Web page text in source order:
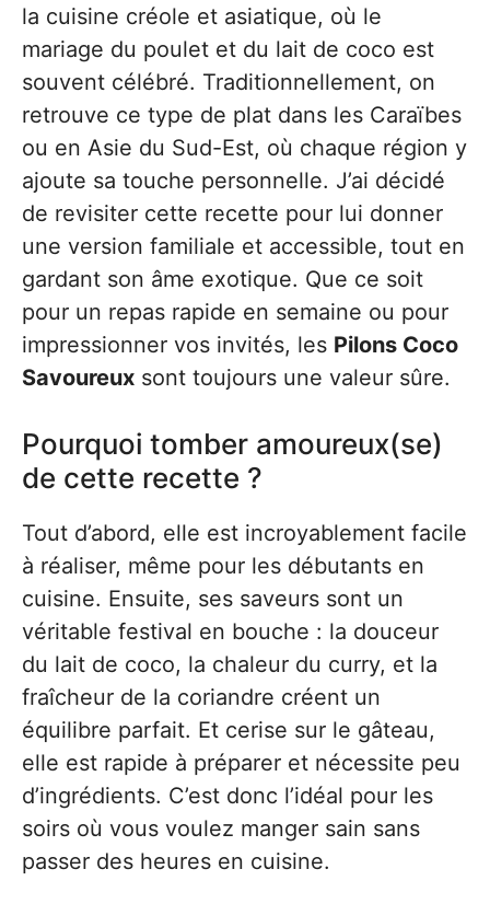
la cuisine créole et asiatique, où le
mariage du poulet et du lait de coco est
souvent célébré. Traditionnellement, on
retrouve ce type de plat dans les Caraïbes
ou en Asie du Sud-Est, où chaque région y
ajoute sa touche personnelle. J’ai décidé
de revisiter cette recette pour lui donner
une version familiale et accessible, tout en
gardant son âme exotique. Que ce soit
pour un repas rapide en semaine ou pour
impressionner vos invités, les Pilons Coco
Savoureux sont toujours une valeur sûre.
Pourquoi tomber amoureux(se)
de cette recette ?
Tout d’abord, elle est incroyablement facile
à réaliser, même pour les débutants en
cuisine. Ensuite, ses saveurs sont un
véritable festival en bouche : la douceur
du lait de coco, la chaleur du curry, et la
fraîcheur de la coriandre créent un
équilibre parfait. Et cerise sur le gâteau,
elle est rapide à préparer et nécessite peu
d’ingrédients. C’est donc l’idéal pour les
soirs où vous voulez manger sain sans
passer des heures en cuisine.